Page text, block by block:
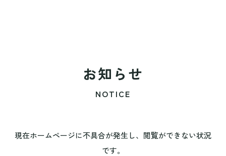
お知らせ
NOTICE
現在ホームページに不具合が発生し、閲覧ができない状況
です。